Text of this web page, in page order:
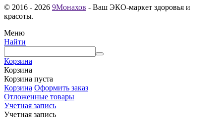
© 2016 - 2026 9Монахов - Ваш ЭКО-маркет здоровья и
красоты.
Меню
Найти
Корзина
Корзина
Корзина пуста
Корзина Оформить заказ
Отложенные товары
Учетная запись
Учетная запись